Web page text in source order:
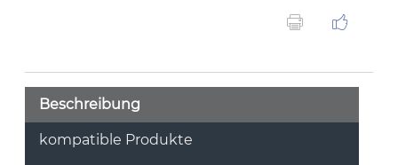
Beschreibung
kompatible Produkte